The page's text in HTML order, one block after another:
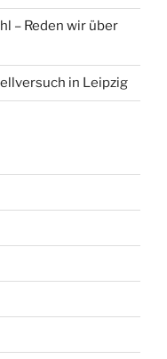
– Reden wir über
in Leipzig